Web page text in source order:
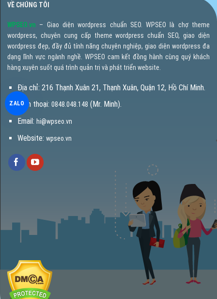
VỀ CHÚNG TÔI
WPSEO.vn – Giao diện wordpress chuẩn SEO. WPSEO là chợ theme
wordpress, chuyên cung cấp theme wordpress chuẩn SEO, giao diện
wordpress đẹp, đầy đủ tính năng chuyên nghiệp, giao diện wordpress đa
dạng lĩnh vực ngành nghề. WPSEO cam kết đồng hành cùng quý khách
hàng xuyên suốt quá trình quản trị và phát triển website.
Địa chỉ: 216 Thạnh Xuân 21, Thạnh Xuân, Quận 12, Hồ Chí Minh.
Điện thoại: 0848.048.148 (Mr. Minh).
Email: hi@wpseo.vn
Website: wpseo.vn
ZALO